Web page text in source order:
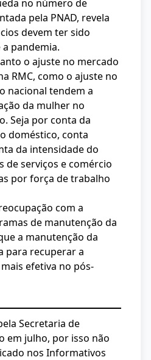
no número de
pela PNAD, revela
devem ter sido
pandemia.
o ajuste no mercado
RMC, como o ajuste no
nacional tendem a
da mulher no
Seja por conta da
doméstico, conta
da intensidade do
de serviços e comércio
por força de trabalho
com a
de manutenção da
a manutenção da
para recuperar a
efetiva no pós-
Secretaria de
em julho, por isso não
nos Informativos